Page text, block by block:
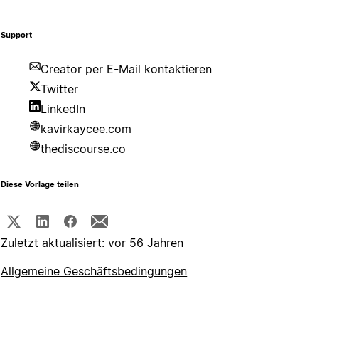
Support
Creator per E-Mail kontaktieren
Twitter
LinkedIn
kavirkaycee.com
thediscourse.co
Diese Vorlage teilen
Zuletzt aktualisiert: vor 56 Jahren
Allgemeine Geschäftsbedingungen